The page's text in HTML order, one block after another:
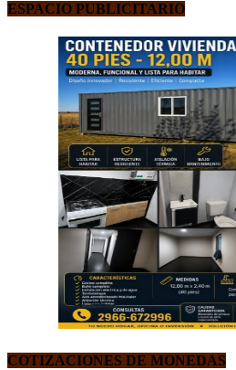
ESPACIO PUBLICITARIO
COTIZACIONES DE MONEDAS